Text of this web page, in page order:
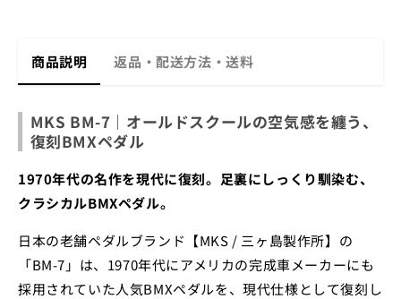
商品説明 返品・配送方法・送料
MKS BM-7｜オールドスクールの空気感を纏う、
復刻BMXペダル
1970年代の名作を現代に復刻。足裏にしっくり馴染む、
クラシカルBMXペダル。
日本の老舗ペダルブランド【MKS / 三ヶ島製作所】の
「BM-7」は、1970年代にアメリカの完成車メーカーにも
採用されていた人気BMXペダルを、現代仕様として復刻し